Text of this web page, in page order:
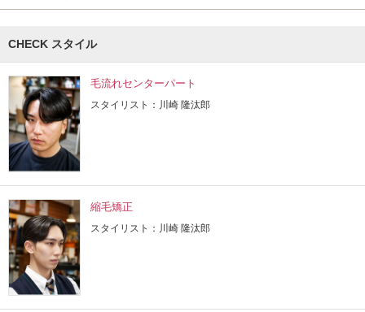
CHECK スタイル
毛流れセンターパート
スタイリスト：川崎 隆汰郎
縮毛矯正
スタイリスト：川崎 隆汰郎